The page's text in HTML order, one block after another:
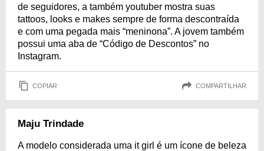
de seguidores, a também youtuber mostra suas
tattoos, looks e makes sempre de forma descontraída
e com uma pegada mais “meninona”. A jovem também
possui uma aba de “Código de Descontos” no
Instagram.
COPIAR COMPARTILHAR
Maju Trindade
A modelo considerada uma it girl é um ícone de beleza